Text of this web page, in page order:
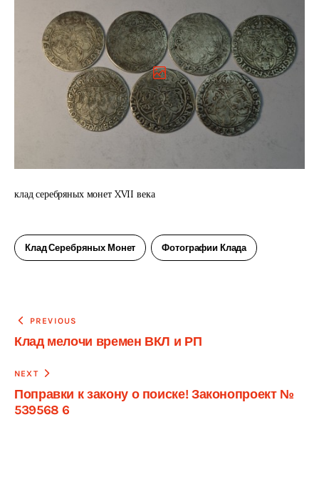
клад серебряных монет XVII века
Клад Серебряных Монет Фотографии Клада
Навигация
по
записям
PREVIOUS
Клад мелочи времен ВКЛ и РП
NEXT
Поправки к закону о поиске! Законопроект №
539568 6